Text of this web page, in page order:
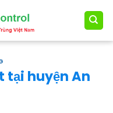
tại huyện An